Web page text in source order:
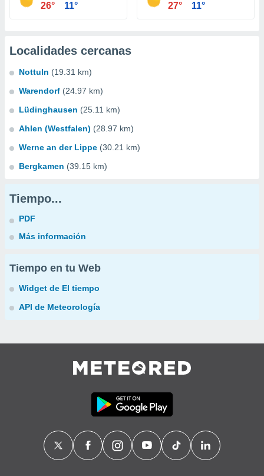
26° 11° 27° 11°
Localidades cercanas
Nottuln (19.31 km)
Warendorf (24.97 km)
Lüdinghausen (25.11 km)
Ahlen (Westfalen) (28.97 km)
Werne an der Lippe (30.21 km)
Bergkamen (39.15 km)
Tiempo...
PDF
Más información
Tiempo en tu Web
Widget de El tiempo
API de Meteorología